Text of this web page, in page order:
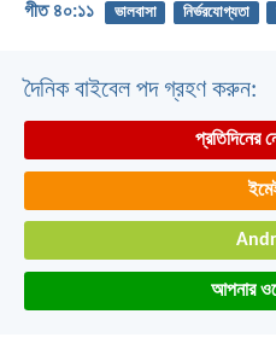
গীত ৪০:১১ ভালবাসা নির্ভরযোগ্যতা
দৈনিক বাইবেল পদ গ্রহণ করুন:
প্রতিদিনের
আপনার